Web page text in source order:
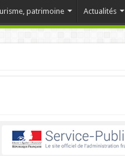
patrimoine Actualités